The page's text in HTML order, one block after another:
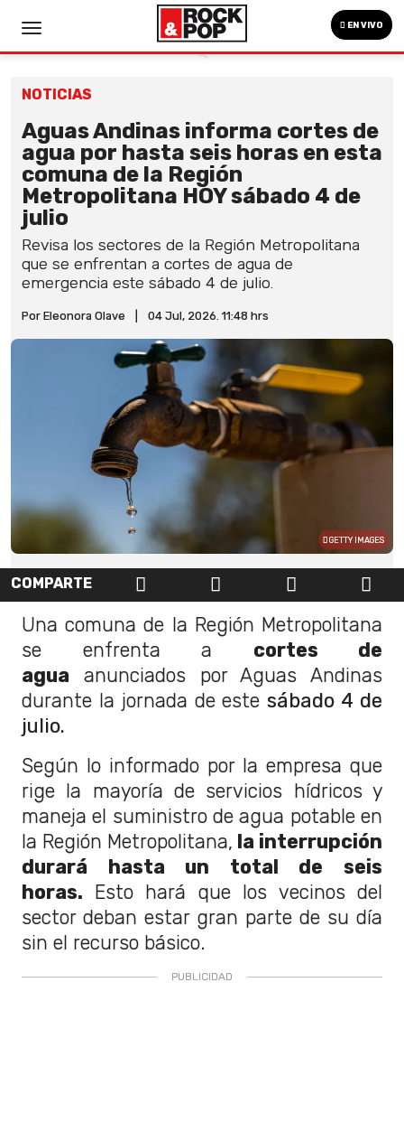
EN VIVO
NOTICIAS
Aguas Andinas informa cortes de
agua por hasta seis horas en esta
comuna de la Región
Metropolitana HOY sábado 4 de
julio
Revisa los sectores de la Región Metropolitana
que se enfrentan a cortes de agua de
emergencia este sábado 4 de julio.
Por Eleonora Olave 04 Jul, 2026. 11:48 hrs
GETTY IMAGES
COMPARTE
Una comuna de la Región Metropolitana
se enfrenta a cortes de
agua anunciados por Aguas Andinas
durante la jornada de estesábado 4 de
julio.
Según lo informado por la empresa que
rige la mayoría de servicios hídricos y
maneja el suministro de agua potable en
la Región Metropolitana, la interrupción
durará hasta un total de seis
horas. Esto hará que los vecinos del
sector deban estar gran parte de su día
sin el recurso básico.